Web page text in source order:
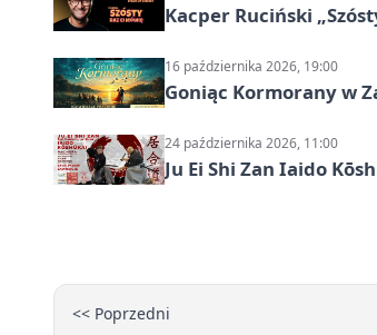
Kacper Ruciński
16 października 2026, 19:00
Goniąc Kormorany w
24 października 2026, 11:00
Ju Ei Shi Zan Iaido
<< Poprzedni